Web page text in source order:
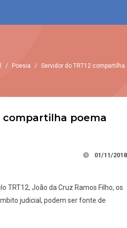
/ Poesia / Servidor do TRT12 compartilha
compartilha poema
01/11/2018
TRT12, João da Cruz Ramos Filho, os
judicial, podem ser fonte de